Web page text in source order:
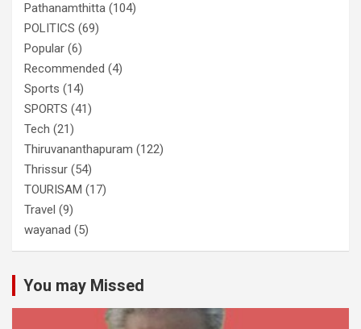
Pathanamthitta (104)
POLITICS (69)
Popular (6)
Recommended (4)
Sports (14)
SPORTS (41)
Tech (21)
Thiruvananthapuram (122)
Thrissur (54)
TOURISAM (17)
Travel (9)
wayanad (5)
You may Missed